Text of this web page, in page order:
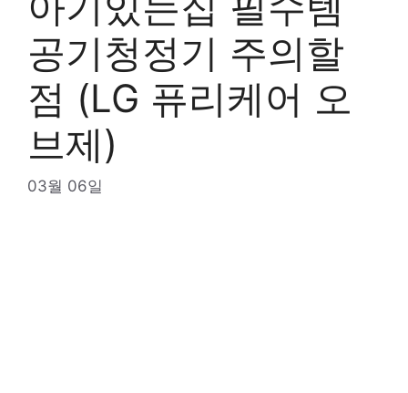
공기청정기 주의할
점 (LG 퓨리케어 오
브제)
03월 06일